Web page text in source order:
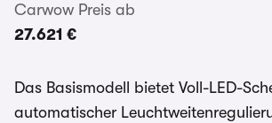
Carwow Preis ab
27.621 €
Das Basismodell bietet Voll-LED-
automatischer